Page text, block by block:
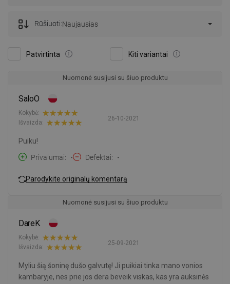
Patvirtinta Kiti variantai
Rūšiuoti:Naujausias
Nuomonė susijusi su šiuo produktu
SaloO
26-10-2021
Kokybė:
Išvaizda:
Puiku!
Privalumai
- Defektai -
Parodykite originalų komentarą
Nuomonė susijusi su šiuo produktu
DareK
25-09-2021
Kokybė:
Išvaizda:
Myliu šią šoninę dušo galvutę! Ji puikiai tinka mano vonios
kambaryje, nes prie jos dera beveik viskas, kas yra auksinės